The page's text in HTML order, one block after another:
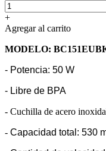
+
Agregar al carrito
MODELO:
- Potencia: 50 W
- Libre de BPA
- Cuchilla de acero
- Capacidad total: 530